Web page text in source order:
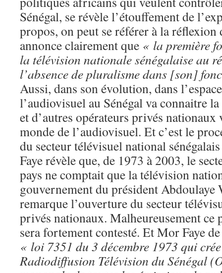
Sénégal, se révèle l’étouffement de
propos, on peut se référer à la réflexion
annonce clairement que « la première
la télévision nationale sénégalaise au
l’absence de pluralisme dans [son]
Aussi, dans son évolution, dans
l’audiovisuel au Sénégal va connaitre
et d’autres opérateurs privés nationaux
monde de l’audiovisuel. Et c’est le
du secteur télévisuel national
Faye révèle que, de 1973 à 2003, le
pays ne comptait que la télévision
gouvernement du président Abdoulaye
remarque l’ouverture du secteur
privés nationaux. Malheureusement ce
sera fortement contesté. Et Mor Faye
« loi 7351 du 3 décembre 1973 qui
Radiodiffusion Télévision du Sénégal